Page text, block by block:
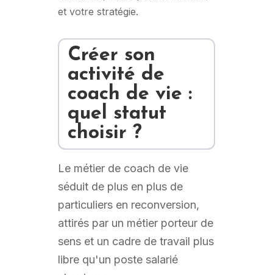
et votre stratégie.
Créer son
activité de
coach de vie :
quel statut
choisir ?
Le métier de coach de vie
séduit de plus en plus de
particuliers en reconversion,
attirés par un métier porteur de
sens et un cadre de travail plus
libre qu'un poste salarié